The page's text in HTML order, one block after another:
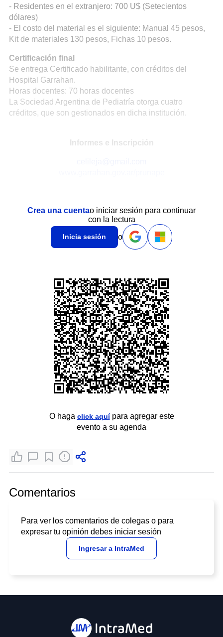
- Residentes en el extranjero: 700 U$ (Setecientos
dólares)
- El costo del material es el siguiente: Manual 45 pesos,
Kit de materiales 130 pesos, Fichas 10 pesos.
Certificación final
Se entrega Certificado habilitante, con créditos del
Hospital Garrahan.
Horas docentes: 70 horas docentes
La Sociedad Argentina de Pediatría otorga cuatro
créditos, que son gestionados en dicha institución.
Informes e Inscripción
Crea una cuentao iniciar sesión para continuar
con la lectura
Inicia sesión o
O haga click aquípara agregar este
evento a su agenda
Comentarios
Para ver los comentarios de colegas o para
expresar tu opinión debes iniciar sesión
Ingresar a IntraMed